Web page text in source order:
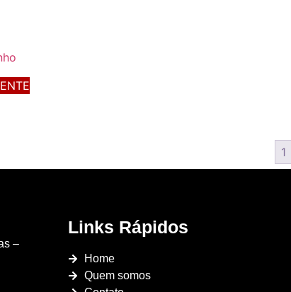
1
–
Links Rápidos
Home
Quem somos